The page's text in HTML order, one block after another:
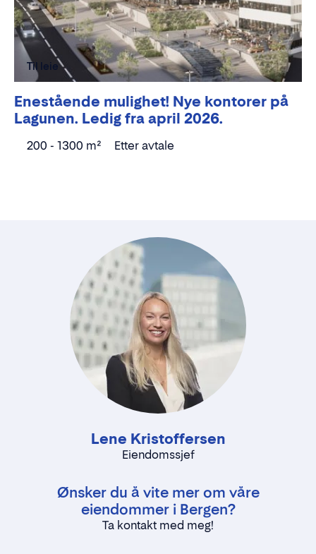
Enestående mulighet! Nye kontorer på
Lagunen. Ledig fra april 2026.
200 - 1300 m² Etter avtale
Til leie
Ønsker du å vite mer om våre
eiendommer i Bergen?
Ta kontakt med meg!
Lene Kristoffersen
Eiendomssjef